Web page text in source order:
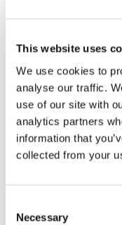
This website uses
We use cookies to
analyse our traffic.
use of our site with
analytics partners
information that
collected from your
Selection
Necessary